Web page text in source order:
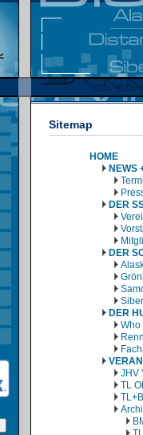
Sitemap
HOME
NEWS
DER
DER
DER
Who
JHV
TL